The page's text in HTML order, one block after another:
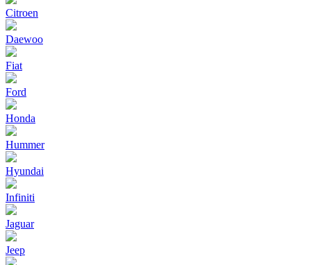
Citroen
Daewoo
Fiat
Ford
Honda
Hummer
Hyundai
Infiniti
Jaguar
Jeep